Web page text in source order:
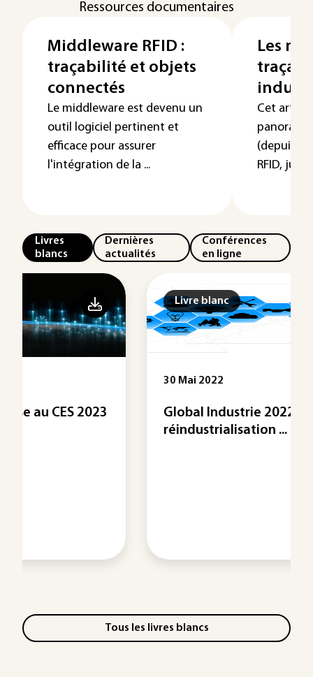
Ressources documentaires
Middleware RFID :
traçabilité et objets
connectés
Le middleware est devenu un
outil logiciel pertinent et
efficace pour assurer
l'intégration de la ...
Les
Cet
(depuis le
RFID,
Livres
blancs
Dernières
actualités
Conférences
en ligne
Livre blanc
Global Industrie 2022 : la
réindustrialisation ...
Tous les livres blancs